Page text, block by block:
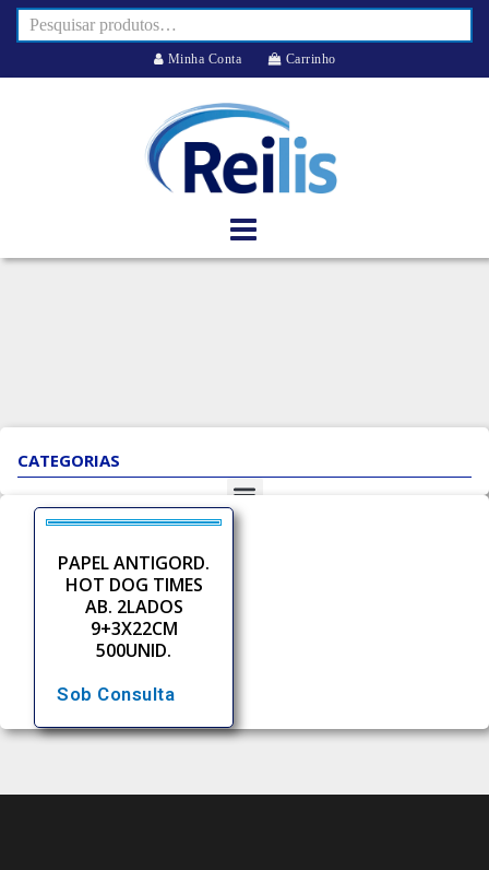
Minha Conta Carrinho
CATEGORIAS
PAPEL ANTIGORD.
HOT DOG TIMES
AB. 2LADOS
9+3X22CM
500UNID.
Sob Consulta